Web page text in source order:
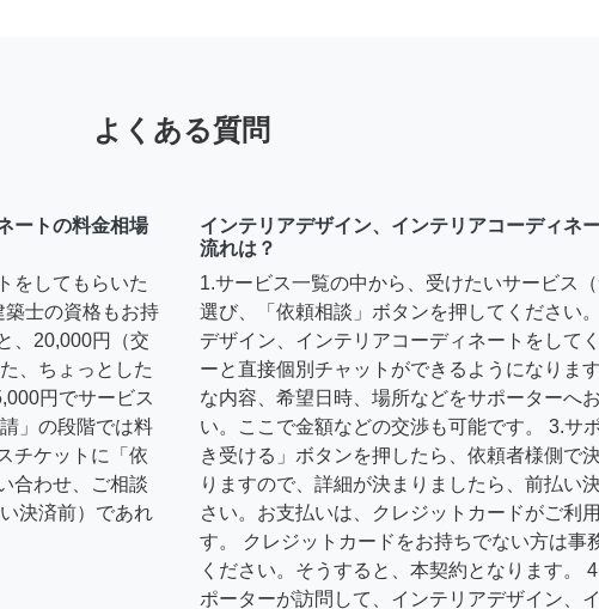
よくある質問
ートの料金相場
をしてもらいた
士の資格もお持
、20,000円（交
、ちょっとした
円でサービス
」の段階では料
チケットに「依
合わせ、ご相談
決済前）であれ
インテリアデザイン、インテリアコーディネ
流れは？
1.サービス一覧の中から、受けたいサービス
選び、「依頼相談」ボタンを押してください
デザイン、インテリアコーディネートをして
ーと直接個別チャットができるようになりま
な内容、希望日時、場所などをサポーターへ
い。ここで金額などの交渉も可能です。 3.サ
き受ける」ボタンを押したら、依頼者様側で
りますので、詳細が決まりましたら、前払い
さい。お支払いは、クレジットカードがご利
す。 クレジットカードをお持ちでない方は事
ください。そうすると、本契約となります。
ポーターが訪問して、インテリアデザイン、